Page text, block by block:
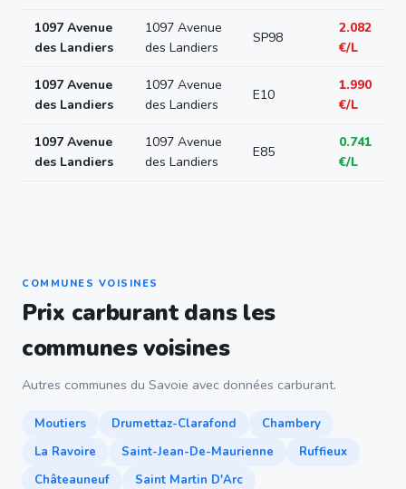
1097 Avenue
des Landiers
1097 Avenue
des Landiers
SP98
2.082
€/L
1097 Avenue
des Landiers
1097 Avenue
des Landiers
E10
1.990
€/L
1097 Avenue
des Landiers
1097 Avenue
des Landiers
E85
0.741
€/L
COMMUNES VOISINES
Prix carburant dans les
communes voisines
Autres communes du Savoie avec données carburant.
Moutiers Drumettaz-Clarafond
Chambery
La Ravoire
Saint-Jean-De-Maurienne
Ruffieux
Châteauneuf
Saint Martin D'Arc